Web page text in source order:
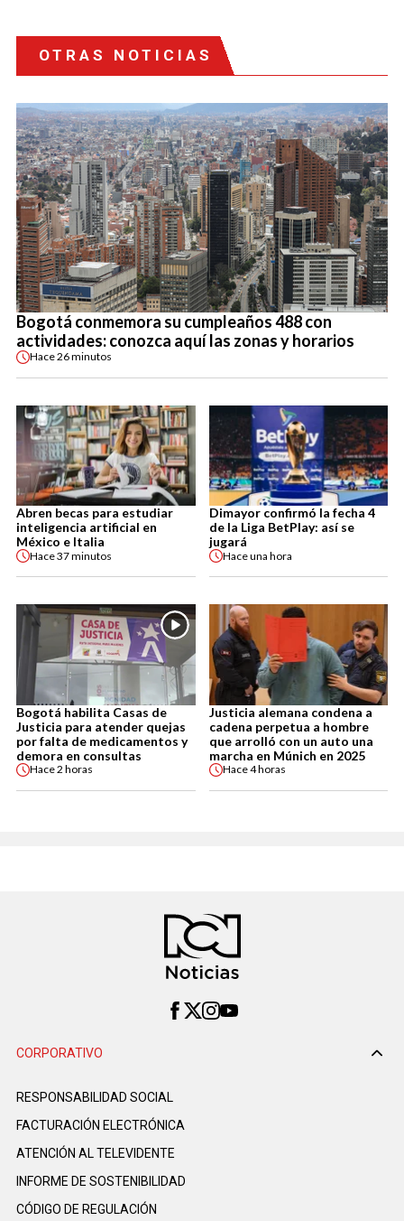
OTRAS NOTICIAS
Bogotá conmemora su cumpleaños 488 con
actividades: conozca aquí las zonas y horarios
Hace26 minutos
Abren becas para estudiar
inteligencia artificial en
México e Italia
Hace37 minutos
Dimayor confirmó la fecha 4
de la Liga BetPlay: así se
jugará
Haceuna hora
Bogotá habilita Casas de
Justicia para atender quejas
por falta de medicamentos y
demora en consultas
Hace2 horas
Justicia alemana condena a
cadena perpetua a hombre
que arrolló con un auto una
marcha en Múnich en 2025
Hace4 horas
CORPORATIVO
RESPONSABILIDAD SOCIAL
FACTURACIÓN ELECTRÓNICA
ATENCIÓN AL TELEVIDENTE
INFORME DE SOSTENIBILIDAD
CÓDIGO DE REGULACIÓN